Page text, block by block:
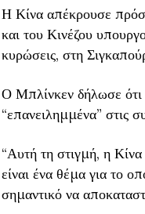
Η Κίνα απέκρουσε
και του Κινέζου
κυρώσεις, στη
Ο Μπλίνκεν δήλωσε ότι
“επανειλημμένα” στις
“Αυτή τη στιγμή, η
είναι ένα θέμα για το
σημαντικό να